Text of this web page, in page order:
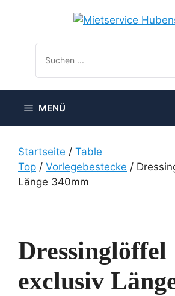
MENÜ
Startseite / Table
Top / Vorlegebestecke /
Länge 340mm
Dressinglöffel
exclusiv